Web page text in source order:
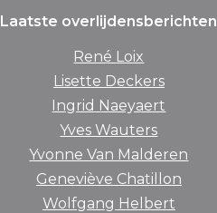
Laatste overlijdensberichten
René Loix
Lisette Deckers
Ingrid Naeyaert
Yves Wauters
Yvonne Van Malderen
Geneviève Chatillon
Wolfgang Helbert